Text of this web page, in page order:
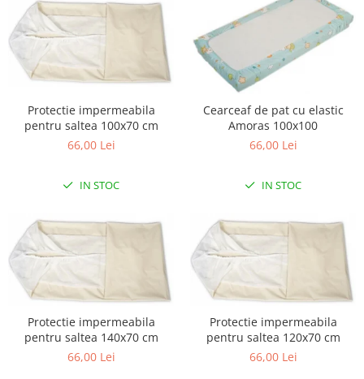
Lampi de veghe
Mobilier Birou
Saltele de infasat
Protectie impermeabila
pentru saltea 100x70 cm
66,00 Lei
IN STOC
Cearceaf de pat cu elastic
Amoras 100x100
66,00 Lei
IN STOC
Protectie impermeabila
pentru saltea 140x70 cm
66,00 Lei
Protectie impermeabila
pentru saltea 120x70 cm
66,00 Lei